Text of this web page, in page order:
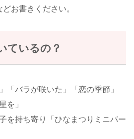
どお書きください。
ているの？
「バラが咲いた」「恋の季節」
を」
を持ち寄り「ひなまつりミニパー